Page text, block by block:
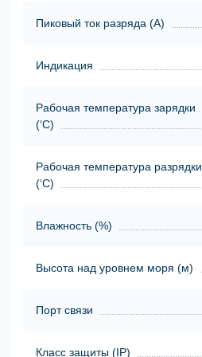
Пиковый ток разряда (А)
Индикация
Рабочая температура зарядки
(‘С)
Рабочая температура разрядки
(‘С)
Влажность (%)
Высота над уровнем моря (м)
Порт связи
Класс защиты (ІР)